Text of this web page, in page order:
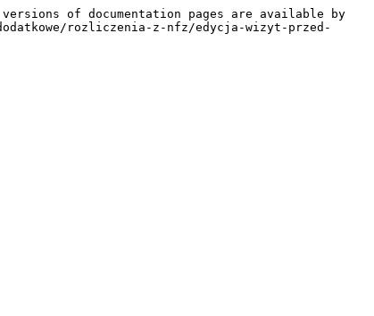
of documentation pages are available by
rozliczenia-z-nfz/edycja-wizyt-przed-